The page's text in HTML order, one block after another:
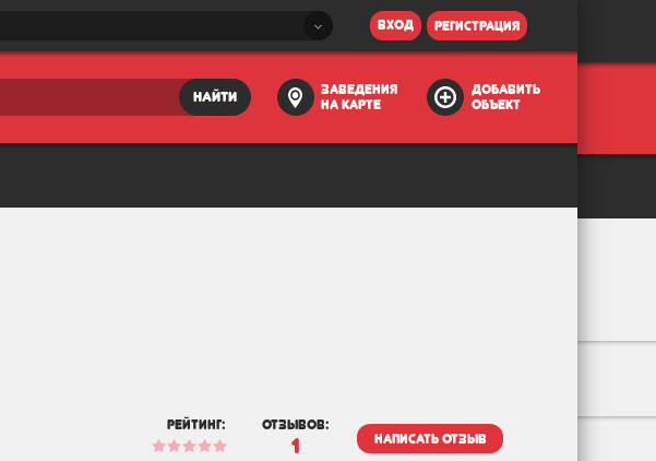
вход регистрация
найти
заведения
на карте
добавить
объект
рейтинг: отзывов:
1 написать отзыв